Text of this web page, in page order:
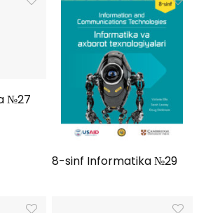
№27
8-sinf Informatika №29